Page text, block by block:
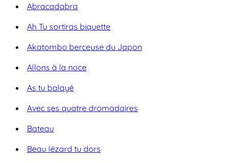
Abracadabra
Ah Tu sortiras biquette
Akatombo berceuse du Japon
Allons à la noce
As tu balayé
Avec ses quatre dromadaires
Bateau
Beau lézard tu dors